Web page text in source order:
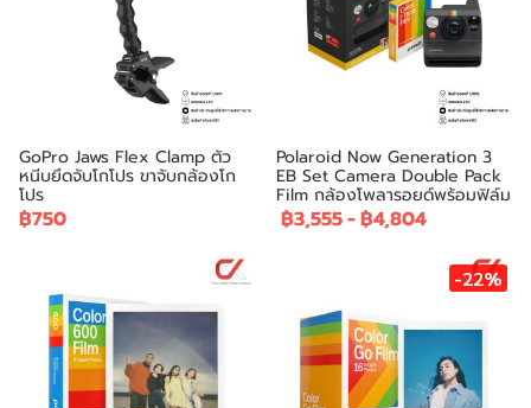
GoPro Jaws Flex Clamp ตัว
หนีบยึดจับโกโปร ขาจับกล้องโก
โปร
฿750
Polaroid Now Generation 3
EB Set Camera Double Pack
Film กล้องโพลารอยด์พร้อมฟิล์ม
฿3,555- ฿4,804
-22%